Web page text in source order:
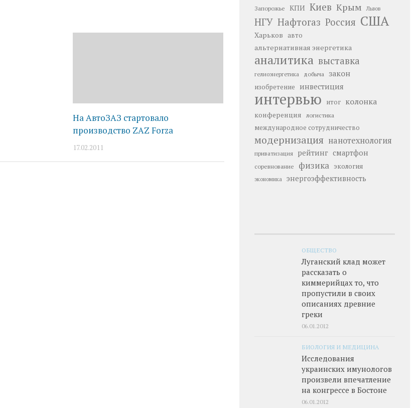
На АвтоЗАЗ стартовало
производство ZAZ Forza
17.02.2011
Запорожье КПИ Киев Крым Львов
НГУ Нафтогаз Россия США
Харьков авто
альтернативная энергетика
аналитика выставка
гелиоэнергетика добыча закон
изобретение инвестиция
интервью итог колонка
конференция логистика
международное сотрудничество
модернизация нанотехнология
приватизация рейтинг смартфон
соревнование физика экология
экономика энергоэффективность
ОБЩЕСТВО
Луганский клад может
рассказать о
киммерийцах то, что
пропустили в своих
описаниях древние
греки
06.01.2012
БИОЛОГИЯ И МЕДИЦИНА
Исследования
украинских имунологов
произвели впечатление
на конгрессе в Бостоне
06.01.2012